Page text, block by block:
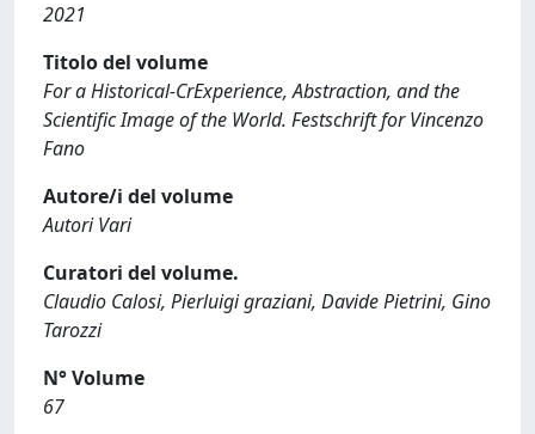
2021
Titolo del volume
For a Historical-CrExperience, Abstraction, and the
Scientific Image of the World. Festschrift for Vincenzo
Fano
Autore/i del volume
Autori Vari
Curatori del volume.
Claudio Calosi, Pierluigi graziani, Davide Pietrini, Gino
Tarozzi
N° Volume
67